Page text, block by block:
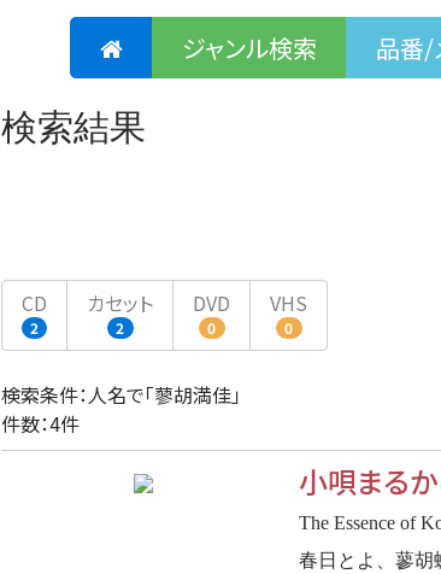
ジャンル検索 品番/
検索結果
CD
2
カセット
2
DVD
0
VHS
0
検索条件：人名で「蓼胡満佳」
件数：4件
小唄まるか
The Essence of
春日とよ、蓼胡